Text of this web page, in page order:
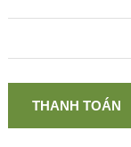
THANH TOÁN